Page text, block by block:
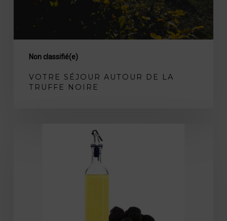
Non classifié(e)
VOTRE SÉJOUR AUTOUR DE LA
TRUFFE NOIRE